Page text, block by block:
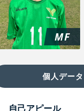
MF
個人データ
自己アピール